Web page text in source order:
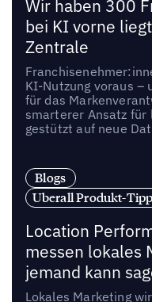
Wir haben 300
bei KI vorne
Zentrale
KI-Nutzung voraus –
für das
smarterer Ansatz für
gestützt auf neue
Blogs
Uberall Produkt-
Location
messen lokales
jemand kann
Lokales Marketing